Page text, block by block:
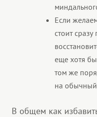
Если
стоит
еще хотя
том же
на
В общем как